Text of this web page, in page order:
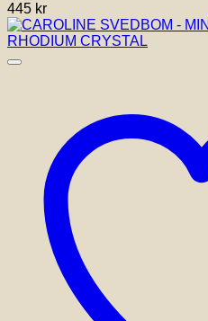
445 kr